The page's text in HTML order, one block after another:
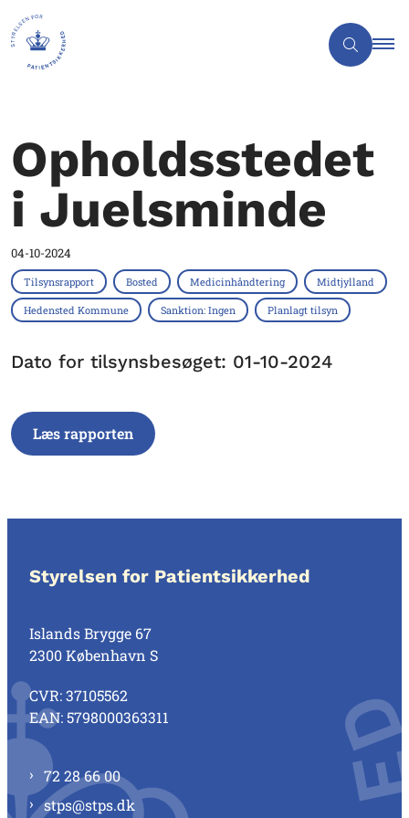
Opholdsstedet
i Juelsminde
04-10-2024
Tilsynsrapport Bosted Medicinhåndtering Midtjylland
Hedensted Kommune Sanktion: Ingen Planlagt tilsyn
Dato for tilsynsbesøget: 01-10-2024
Læs rapporten
Styrelsen for Patientsikkerhed
Islands Brygge 67
2300 København S
CVR: 37105562
EAN: 5798000363311
72 28 66 00
stps@stps.dk